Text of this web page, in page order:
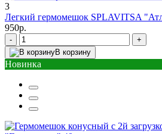
3
Легкий гермомешок SPLAVITSA
950р.
-
+
В корзину
Новинка